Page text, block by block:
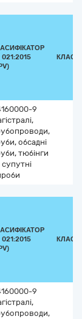
9
обсадні
тюбінги
супутні
9